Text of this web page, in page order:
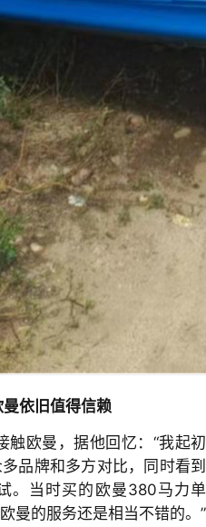
依旧值得信赖
欧曼，据他回忆：“我起初
品牌和多方对比，同时看到
。当时买的欧曼380马力单
曼的服务还是相当不错的。”